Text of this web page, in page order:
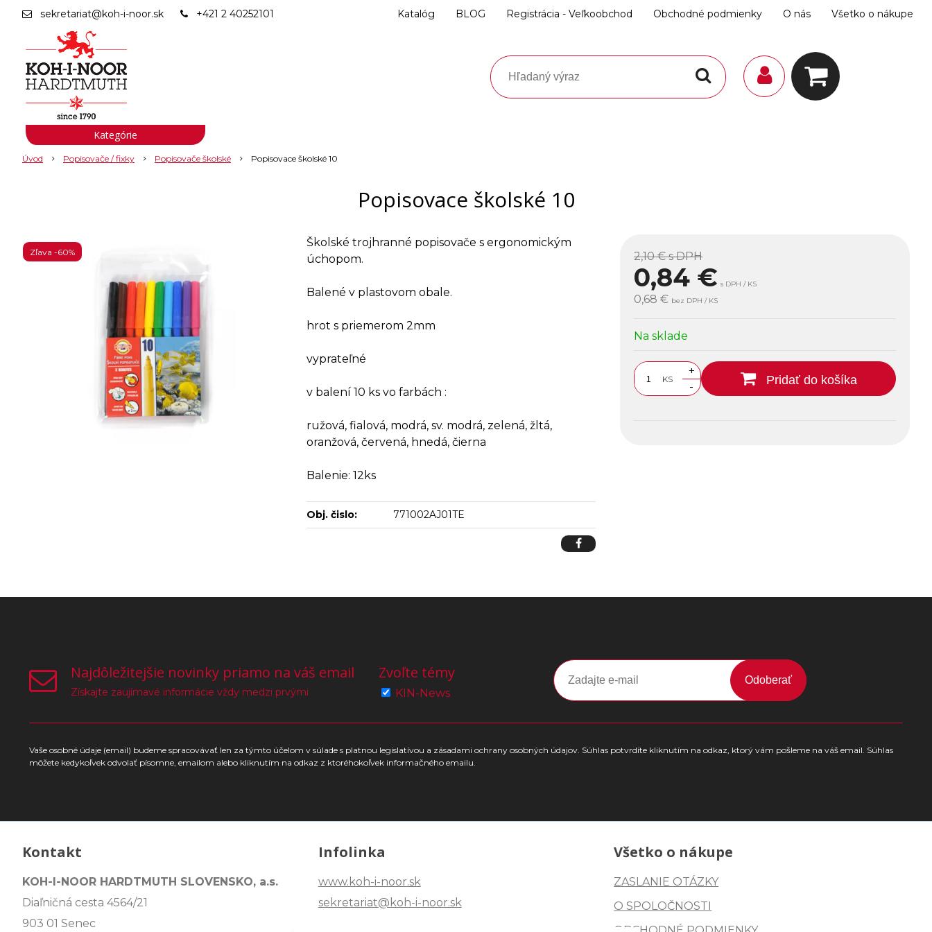
sekretariat@koh-i-noor.sk +421 2 40252101 Katalóg BLOG Registrácia - Veľkoobchod Obchodné podmienky O nás Všetko o nákupe
Úvod Popisovače / fixky Popisovače školské Popisovace školské 10
Popisovace školské 10
Zľava -60% 2,10 €s DPH
0,84 € s DPH / KS
0,68 € bez DPH / KS
Na sklade
KS
+
-
Pridať do košíka
Školské trojhranné popisovače s ergonomickým
úchopom.
Balené v plastovom obale.
hrot s priemerom 2mm
vyprateľné
v balení 10 ks vo farbách :
ružová, fialová, modrá, sv. modrá, zelená, žltá,
oranžová, červená, hnedá, čierna
Balenie: 12ks
Obj. čislo: 771002AJ01TE
Kategórie
Najdôležitejšie novinky priamo na váš email
Získajte zaujímavé informácie vždy medzi prvými
Zvoľte témy
KIN-News
Odoberať
Vaše osobné údaje (email) budeme spracovávať len za týmto účelom v súlade s platnou legislatívou a zásadami ochrany osobných údajov. Súhlas potvrdíte kliknutím na odkaz, ktorý vám pošleme na váš email. Súhlas
môžete kedykoľvek odvolať písomne, emailom alebo kliknutím na odkaz z ktoréhokoľvek informačného emailu.
Kontakt
KOH-I-NOOR HARDTMUTH SLOVENSKO, a.s.
Diaľničná cesta 4564/21
903 01 Senec
Infolinka
www.koh-i-noor.sk
sekretariat@koh-i-noor.sk
Všetko o nákupe
ZASLANIE OTÁZKY
O SPOLOČNOSTI